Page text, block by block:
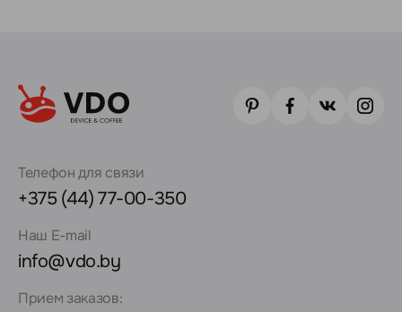
Телефон для связи
+375 (44) 77-00-350
Наш E-mail
info@vdo.by
Прием заказов: